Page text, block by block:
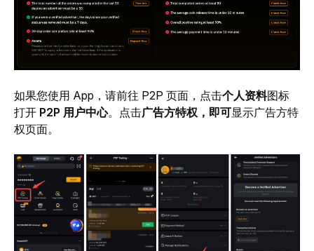
如果您使用 App，请前往 P2P 页面，点击个人资料图标
打开 P2P 用户中心。 点击广告方特权，即可显示广告方特
权页面。